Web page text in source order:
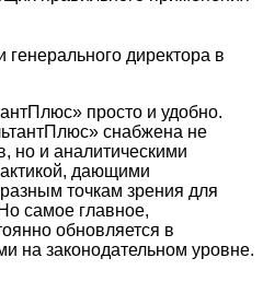
директора в
просто и удобно.
снабжена не
но и аналитическими
дающими
точкам зрения для
самое главное,
обновляется в
на законодательном уровне.